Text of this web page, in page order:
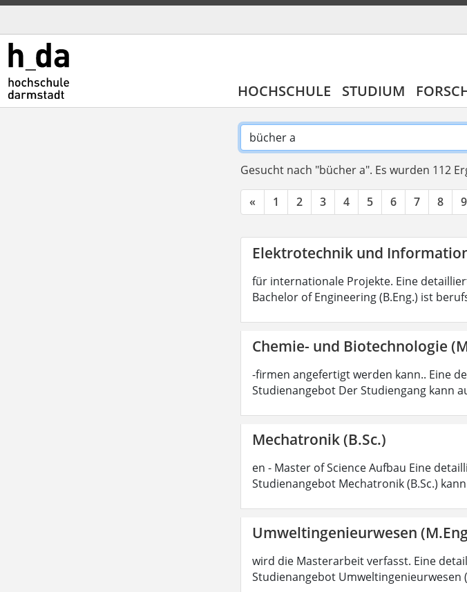
HOCHSCHULE STUDIUM
Gesucht nach "bücher a". Es wurden 112
« 1 2 3 4 5 6 7 8 9
Elektrotechnik und
für internationale Projekte. Eine
Bachelor of Engineering (B.Eng.) ist
Chemie- und Biotechnologie
-firmen angefertigt werden kann.. Eine
Studienangebot Der Studiengang kann
Mechatronik (B.Sc.)
en - Master of Science Aufbau Eine
Studienangebot Mechatronik (B.Sc.)
Umweltingenieurwesen
wird die Masterarbeit verfasst. Eine
Studienangebot Umweltingenieurwesen